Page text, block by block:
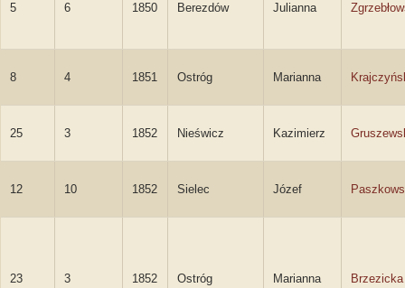
5 6 1850 Berezdów Julianna
8 4 1851 Ostróg Marianna
25 3 1852 Nieświcz Kazimierz
12 10 1852 Sielec Józef
23 3 1852 Ostróg Marianna Brzezicka